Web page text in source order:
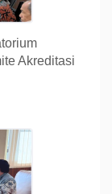
Akreditasi